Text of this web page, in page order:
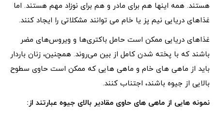
هستند. همه اینها هم برای مادر و هم برای نوزاد مهم هستند. اما
غذاهای دریایی نیم پز یا خام می توانند مشکلاتی را ایجاد کنند.
غذاهای دریایی ممکن است حامل باکتری‌ها و ویروس‌های مضر
باشند که با پخته شدن کامل از بین می‌روند. همچنین، زنان باردار
باید از ماهی های خام و ماهی هایی که ممکن است حاوی سطوح
بالایی از جیوه باشند، اجتناب کنند.
نمونه هایی از ماهی های حاوی مقادیر بالای جیوه عبارتند از: